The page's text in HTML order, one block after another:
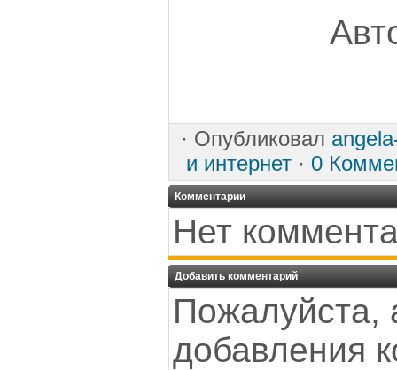
· Опубликовал
и интернет· 0
Комментарии
Нет
Добавить комментарий
Пожалуйста,
добавления